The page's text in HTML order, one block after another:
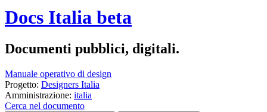
Docs Italia beta
Documenti pubblici, digitali.
Manuale operativo di design
Progetto: Designers Italia
Amministrazione: italia
Cerca nel documento